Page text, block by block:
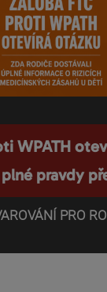
WPATH
pravdy
PRO